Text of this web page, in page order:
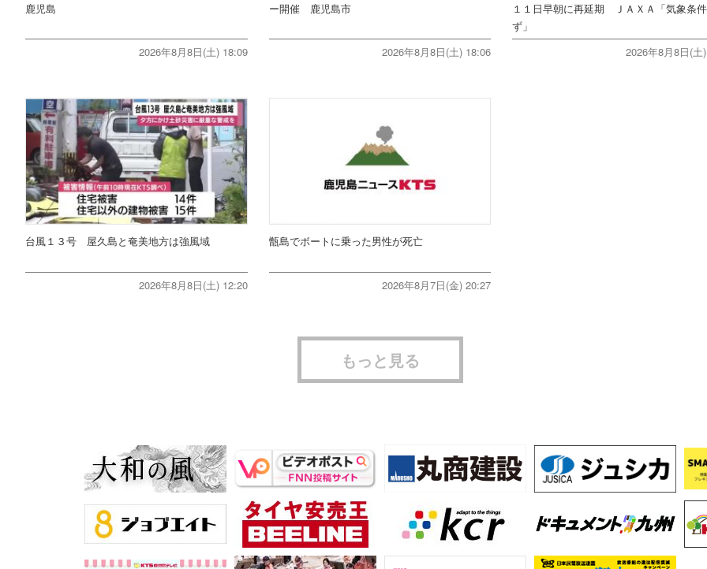
鹿児島
2026年8月8日(土) 18:09
ー開催 鹿児島市
2026年8月8日(土) 18:06
１１日早朝に再延期 ＪＡＸＡ「気象条
ず」
2026年8月8日(土
台風１３号 屋久島と奄美地方は強風域
2026年8月8日(土) 12:20
甑島でボートに乗った男性が死亡
2026年8月7日(金) 20:27
もっと見る